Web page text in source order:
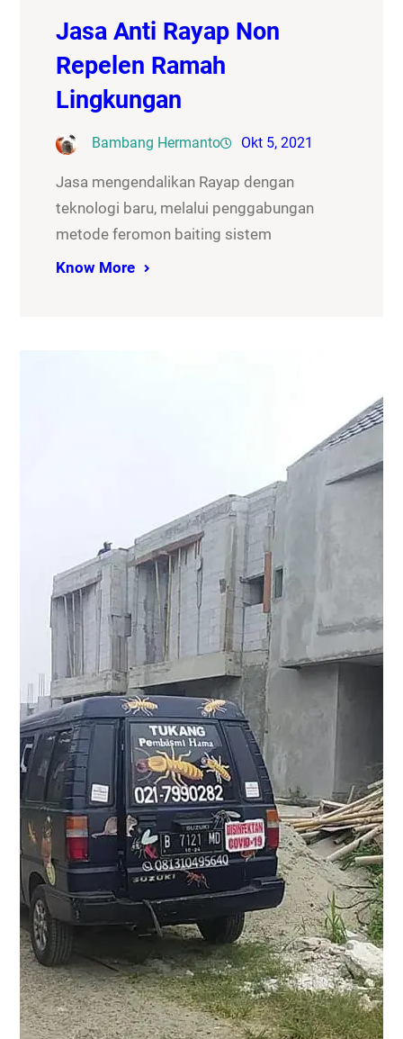
Jasa Anti Rayap Non
Repelen Ramah
Lingkungan
Bambang Hermanto Okt 5, 2021
Jasa mengendalikan Rayap dengan
teknologi baru, melalui penggabungan
metode feromon baiting sistem
Know More